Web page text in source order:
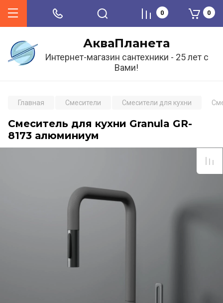
АкваПланета
Интернет-магазин сантехники - 25 лет с
Вами!
0 0
Главная Смесители Смесители для кухни
Смеситель для кухни Granula GR-
8173 алюминиум